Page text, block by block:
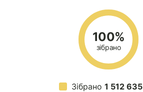
100%
зібрано
Зібрано1 512 635